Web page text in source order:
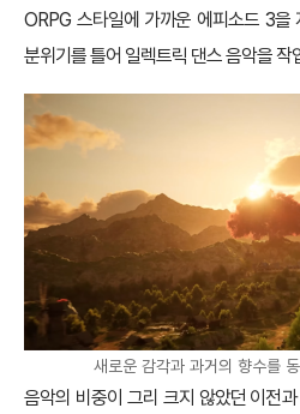
ORPG 스타일에 가까운 에피소드 3을
분위기를 틀어 일렉트릭 댄스 음악을 작
새로운 감각과 과거의 향수를
음악의 비중이 그리 크지 않았던 이전과